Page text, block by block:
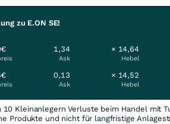
zu E.ON SE!
1,34
Ask
× 14,64
Hebel
0,13
Ask
× 14,52
Hebel
Kleinanlegern Verluste beim Handel mit
Produkte und nicht für langfristige